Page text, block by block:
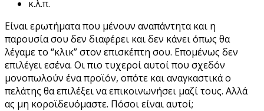
κ.λ.π.
Είναι ερωτήματα που μένουν αναπάντητα και η
παρουσία σου δεν διαφέρει και δεν κάνει όπως θα
λέγαμε το “κλικ” στον επισκέπτη σου. Επομένως δεν
επιλέγει εσένα. Οι πιο τυχεροί αυτοί που σχεδόν
μονοπωλούν ένα προϊόν, οπότε και αναγκαστικά ο
πελάτης θα επιλέξει να επικοινωνήσει μαζί τους. Αλλά
ας μη κοροϊδευόμαστε. Πόσοι είναι αυτοί;